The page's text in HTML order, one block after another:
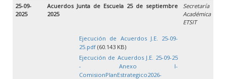
25-09-
2025
Acuerdos Junta de Escuela 25 de septiembre
2025
Ejecución de Acuerdos J.E. 25-09-
25.pdf (60.143 KB)
Ejecución de Acuerdos J.E. 25-09-25
- Anexo I-
ComisionPlanEstrategico2026-
Secretaría
Académica
ETSIT